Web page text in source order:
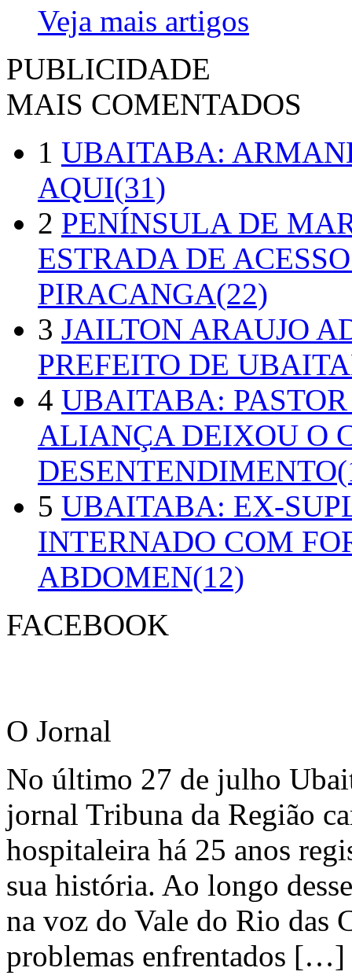
Veja mais artigos
PUBLICIDADE
MAIS COMENTADOS
1 UBAITABA:
AQUI(31)
2 PENÍNSULA DE
ESTRADA DE
PIRACANGA(22)
3 JAILTON ARAUJO
PREFEITO DE
4 UBAITABA:
ALIANÇA DEIXOU O
5 UBAITABA: EX-
INTERNADO COM
ABDOMEN(12)
FACEBOOK
O Jornal
No último 27 de julho
jornal Tribuna da Região
hospitaleira há 25 anos
sua história. Ao longo
na voz do Vale do Rio das
problemas enfrentados […]